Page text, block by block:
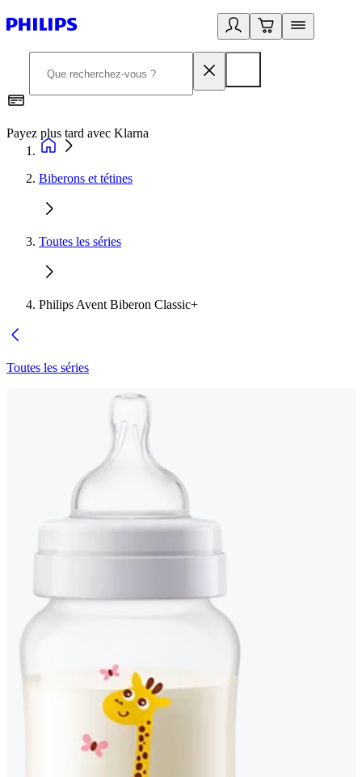
Payez plus tard avec Klarna
Biberons et tétines
Toutes les séries
Philips Avent Biberon Classic+
Toutes les séries